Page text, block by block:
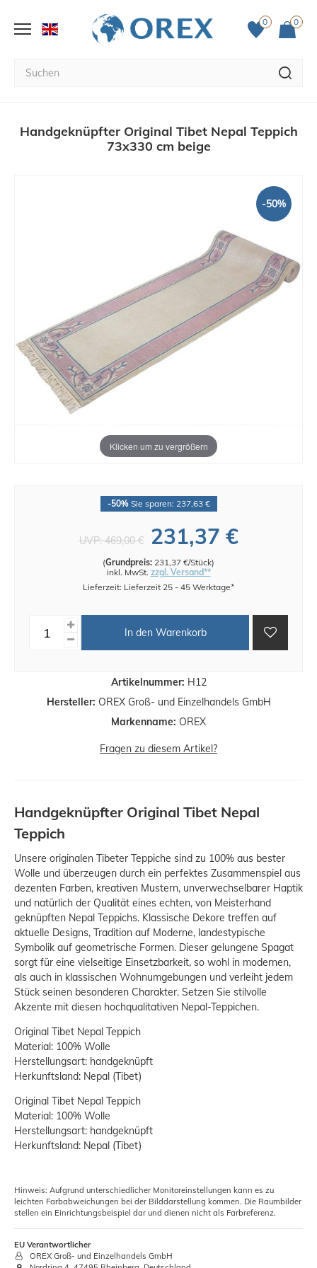
0 0
Handgeknüpfter Original Tibet Nepal Teppich
73x330 cm beige
Klicken um zu vergrößern
-50%
Artikelnummer: H12
Hersteller: OREX Groß- und Einzelhandels GmbH
Markenname: OREX
-50%Sie sparen: 237,63 €
UVP:469,00 € 231,37 €
(Grundpreis: 231,37 €/Stück)
inkl. MwSt. zzgl. Versand**
Lieferzeit: Lieferzeit 25 - 45 Werktage*
In den Warenkorb
Fragen zu diesem Artikel?
Handgeknüpfter Original Tibet Nepal
Teppich
Unsere originalen Tibeter Teppiche sind zu 100% aus bester
Wolle und überzeugen durch ein perfektes Zusammenspiel aus
dezenten Farben, kreativen Mustern, unverwechselbarer Haptik
und natürlich der Qualität eines echten, von Meisterhand
geknüpften Nepal Teppichs. Klassische Dekore treffen auf
aktuelle Designs, Tradition auf Moderne, landestypische
Symbolik auf geometrische Formen. Dieser gelungene Spagat
sorgt für eine vielseitige Einsetzbarkeit, so wohl in modernen,
als auch in klassischen Wohnumgebungen und verleiht jedem
Stück seinen besonderen Charakter. Setzen Sie stilvolle
Akzente mit diesen hochqualitativen Nepal-Teppichen.
Original Tibet Nepal Teppich
Material: 100% Wolle
Herstellungsart: handgeknüpft
Herkunftsland: Nepal (Tibet)
Original Tibet Nepal Teppich
Material: 100% Wolle
Herstellungsart: handgeknüpft
Herkunftsland: Nepal (Tibet)
Hinweis: Aufgrund unterschiedlicher Monitoreinstellungen kann es zu
leichten Farbabweichungen bei der Bilddarstellung kommen. Die Raumbilder
stellen ein Einrichtungsbeispiel dar und dienen nicht als Farbreferenz.
EU Verantwortlicher
OREX Groß- und Einzelhandels GmbH